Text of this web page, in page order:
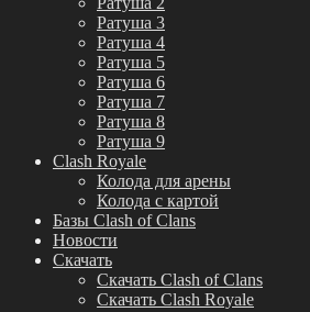
Ратуша 3
Ратуша 4
Ратуша 5
Ратуша 6
Ратуша 7
Ратуша 8
Ратуша 9
Clash Royale
Колода для арены
Колода с картой
Базы Clash of Clans
Новости
Скачать
Скачать Clash of Clans
Скачать Clash Royale